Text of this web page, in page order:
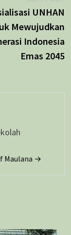
UNHAN
Mewujudkan
Indonesia
Emas 2045
Maulana →